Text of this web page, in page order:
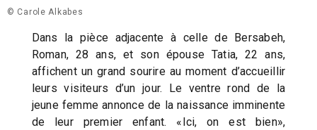
© Carole Alkabes
Dans la pièce adjacente à celle de Bersabeh,
Roman, 28 ans, et son épouse Tatia, 22 ans,
affichent un grand sourire au moment d’accueillir
leurs visiteurs d’un jour. Le ventre rond de la
jeune femme annonce de la naissance imminente
de leur premier enfant. «Ici, on est bien»,